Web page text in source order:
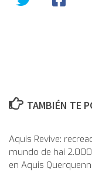
TAMBIÉN TE
Aquis Revive:
mundo de hai
en Aquis